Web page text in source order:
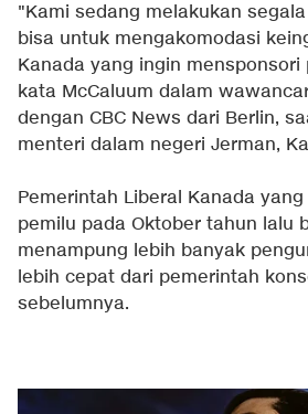
"Kami sedang melakukan
bisa untuk mengakomodasi
Kanada yang ingin mensponsori
kata McCaluum dalam
dengan CBC News dari Berlin,
menteri dalam negeri Jerman,
Pemerintah Liberal Kanada
pemilu pada Oktober tahun lalu
menampung lebih banyak
lebih cepat dari pemerintah
sebelumnya.